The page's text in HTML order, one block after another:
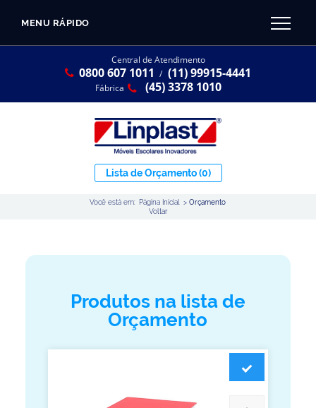
MENU RÁPIDO
Central de Atendimento
0800 607 1011 / (11) 99915-4441
Fábrica (45) 3378 1010
Lista de Orçamento(0)
Você está em: Página Inicial >Orçamento
Voltar
Produtos na lista de
Orçamento
Linha Resina Plástica
Ambiente Maker
CATÁLOGO LINPLAST 2025
SOBRE A EMPRESA